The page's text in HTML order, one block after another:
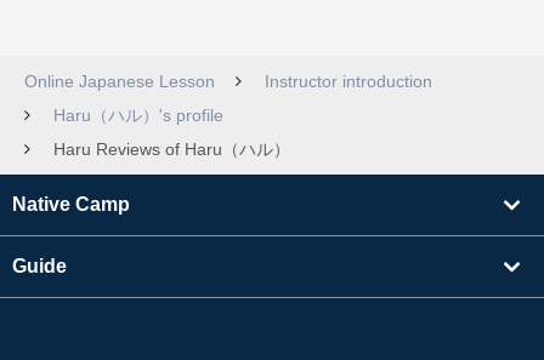
Online Japanese Lesson
Instructor introduction
Haru（ハル）'s profile
Haru Reviews of Haru（ハル）
Native Camp
Guide